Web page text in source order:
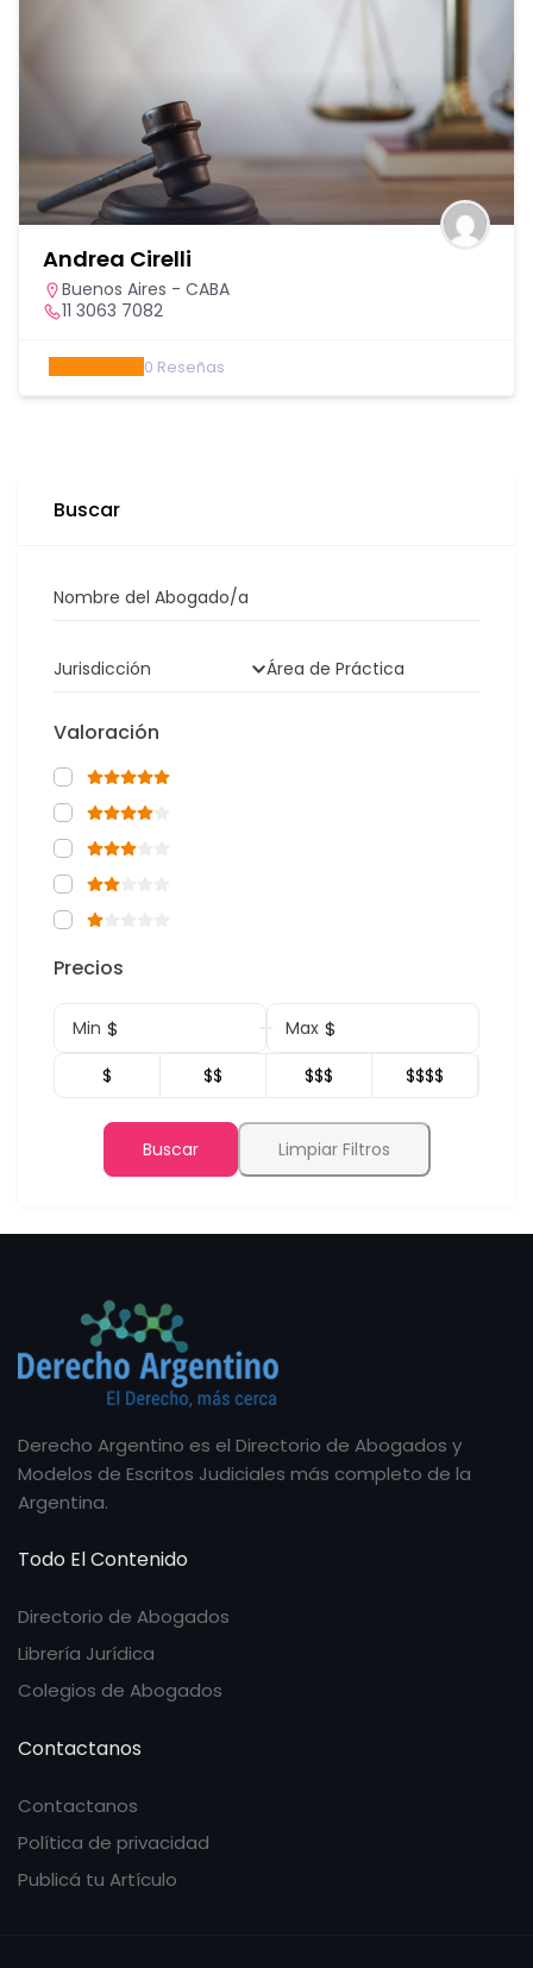
Andrea Cirelli
Buenos Aires - CABA
11 3063 7082
0 Reseñas
Buscar
Nombre del Abogado/a
Jurisdicción Área de Práctica
Valoración
Precios
Min $ Max $
$ $$ $$$ $$$$
Buscar Limpiar Filtros
Derecho Argentino es el Directorio de Abogados y
Modelos de Escritos Judiciales más completo de la
Argentina.
Todo El Contenido
Directorio de Abogados
Librería Jurídica
Colegios de Abogados
Contactanos
Contactanos
Política de privacidad
Publicá tu Artículo